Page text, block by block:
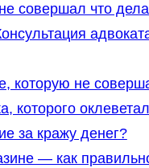
совершал что
которую не
которого
за кражу денег?
— как